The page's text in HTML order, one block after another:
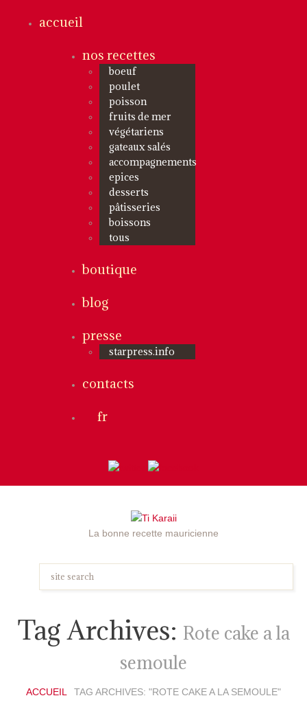
accueil
nos recettes
boeuf
poulet
poisson
fruits de mer
végétariens
gateaux salés
accompagnements
epices
desserts
pâtisseries
boissons
tous
boutique
blog
presse
starpress.info
contacts
fr
La bonne recette mauricienne
Tag Archives: Rote cake a la
semoule
ACCUEIL TAG ARCHIVES: "ROTE CAKE A LA SEMOULE"